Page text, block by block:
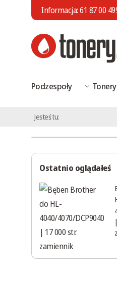
Informacja:61 87 00
Podzespoły Tonery
Jesteś tu:
Ostatnio oglądałeś